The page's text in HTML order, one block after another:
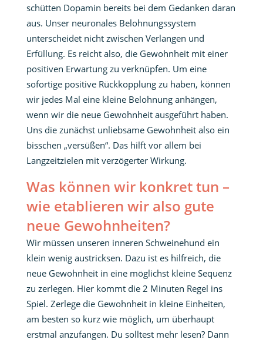
schütten Dopamin bereits bei dem Gedanken daran
aus. Unser neuronales Belohnungssystem
unterscheidet nicht zwischen Verlangen und
Erfüllung. Es reicht also, die Gewohnheit mit einer
positiven Erwartung zu verknüpfen. Um eine
sofortige positive Rückkopplung zu haben, können
wir jedes Mal eine kleine Belohnung anhängen,
wenn wir die neue Gewohnheit ausgeführt haben.
Uns die zunächst unliebsame Gewohnheit also ein
bisschen „versüßen“. Das hilft vor allem bei
Langzeitzielen mit verzögerter Wirkung.
Was können wir konkret tun –
wie etablieren wir also gute
neue Gewohnheiten?
Wir müssen unseren inneren Schweinehund ein
klein wenig austricksen. Dazu ist es hilfreich, die
neue Gewohnheit in eine möglichst kleine Sequenz
zu zerlegen. Hier kommt die 2 Minuten Regel ins
Spiel. Zerlege die Gewohnheit in kleine Einheiten,
am besten so kurz wie möglich, um überhaupt
erstmal anzufangen. Du solltest mehr lesen? Dann